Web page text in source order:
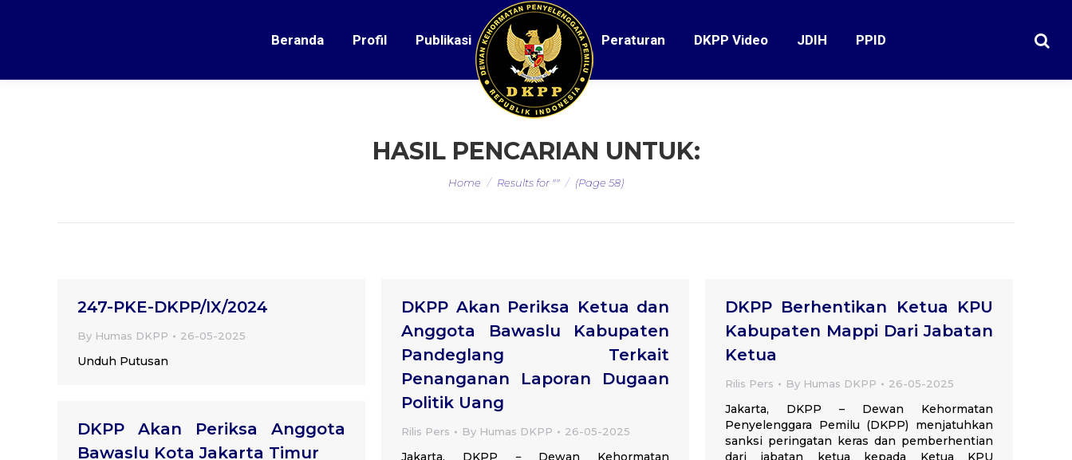
Beranda Profil Publikasi Peraturan DKPP Video JDIH PPID
HASIL PENCARIAN UNTUK:
You are here:
Home Results for "" (Page 58)
247-PKE-DKPP/IX/2024
By Humas DKPP 26-05-2025
Unduh Putusan
DKPP Akan Periksa Ketua dan
Anggota Bawaslu Kabupaten
Pandeglang Terkait
Penanganan Laporan Dugaan
Politik Uang
Rilis Pers By Humas DKPP 26-05-2025
Jakarta, DKPP − Dewan Kehormatan
DKPP Berhentikan Ketua KPU
Kabupaten Mappi Dari Jabatan
Ketua
Rilis Pers By Humas DKPP 26-05-2025
Jakarta, DKPP – Dewan Kehormatan
Penyelenggara Pemilu (DKPP) menjatuhkan
sanksi peringatan keras dan pemberhentian
dari jabatan ketua kepada Ketua KPU
DKPP Akan Periksa Anggota
Bawaslu Kota Jakarta Timur